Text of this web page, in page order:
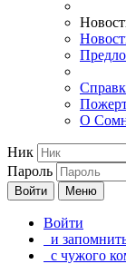
О
Ник
Пароль
Войти Меню
Войти
и
с чужого